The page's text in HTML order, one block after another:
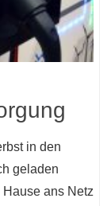
in den
geladen
ans Netz